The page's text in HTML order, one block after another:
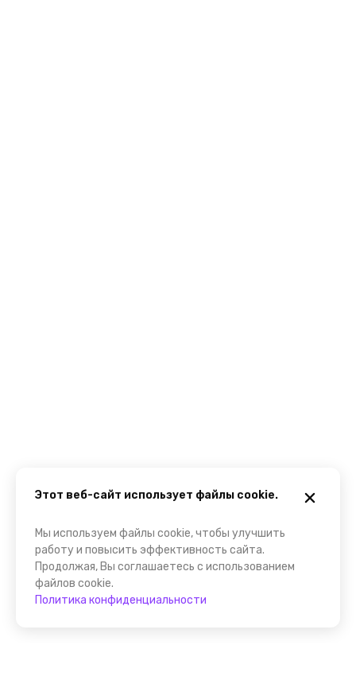
Этот веб-сайт использует файлы cookie.
Мы используем файлы cookie, чтобы улучшить
работу и повысить эффективность сайта.
Продолжая, Вы соглашаетесь с использованием
файлов cookie.
Политика конфиденциальности